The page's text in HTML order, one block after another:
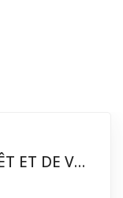
Bons réflexes FEUX DE FORÊT ET DE VÉGÉTATION